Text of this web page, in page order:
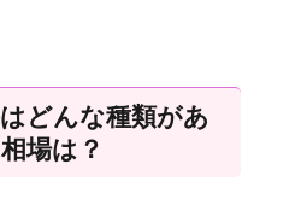
どんな種類があ
場は？